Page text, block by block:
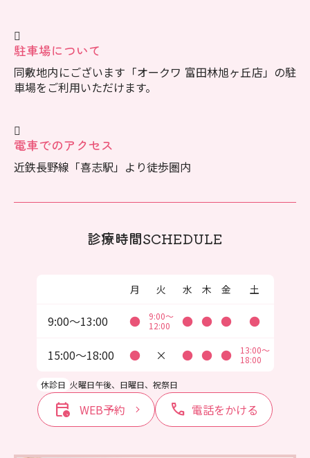
駐車場について
同敷地内にございます「オークワ 富田林旭ヶ丘店」の駐
車場をご利用いただけます。
電車でのアクセス
近鉄長野線「喜志駅」より徒歩圏内
診療時間SCHEDULE
月 火 水 木 金 土
9:00〜13:00 ●
9:00～
12:00
● ● ● ●
15:00〜18:00 ● × ● ● ●
13:00～
18:00
休診日 火曜日午後、日曜日、祝祭日
calendar_clock WEB予約 call 電話をかける